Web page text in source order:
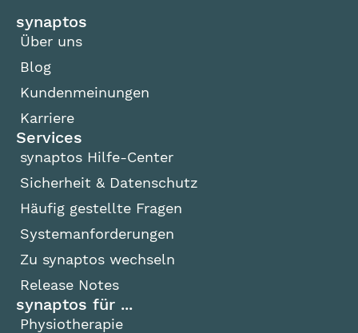
synaptos
Über uns
Blog
Kundenmeinungen
Karriere
Services
synaptos Hilfe-Center
Sicherheit & Datenschutz
Häufig gestellte Fragen
Systemanforderungen
Zu synaptos wechseln
Release Notes
synaptos für ...
Physiotherapie